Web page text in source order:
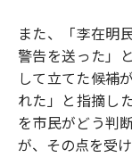
また、「李在明
警告を送った」
して立てた候補
れた」と指摘し
を市民がどう判
が、その点を受